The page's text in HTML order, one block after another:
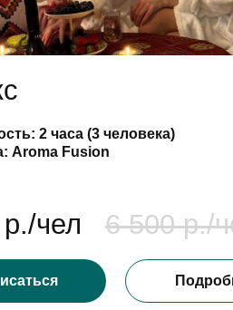
Подробнее